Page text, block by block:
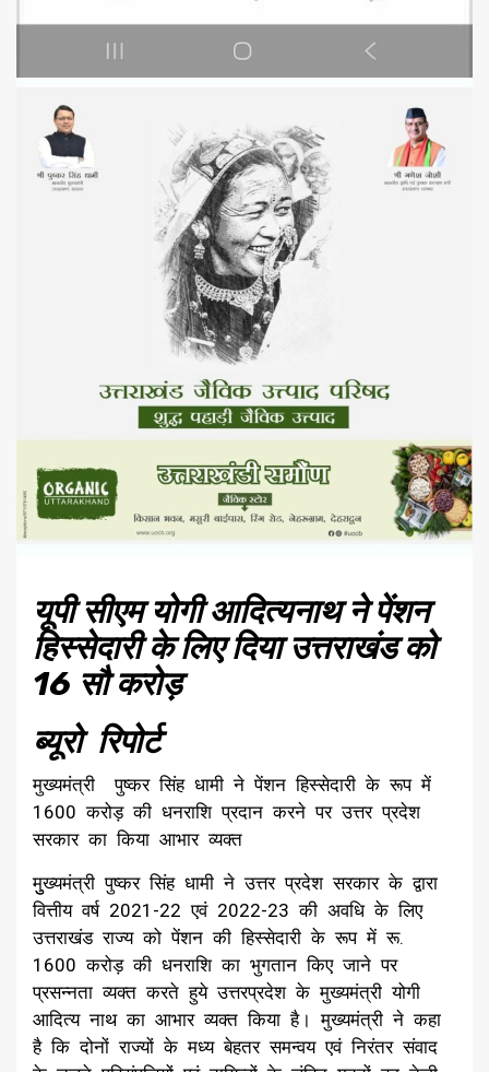
यूपी सीएम योगी आदित्यनाथ ने पेंशन
हिस्सेदारी के लिए दिया उत्तराखंड को
16 सौ करोड़
ब्यूरो रिपोर्ट
मुख्यमंत्री पुष्कर सिंह धामी ने पेंशन हिस्सेदारी के रूप में
₹1600 करोड़ की धनराशि प्रदान करने पर उत्तर प्रदेश
सरकार का किया आभार व्यक्त
मुुख्यमंत्री पुष्कर सिंह धामी ने उत्तर प्रदेश सरकार के द्वारा
वित्तीय वर्ष 2021-22 एवं 2022-23 की अवधि के लिए
उत्तराखंड राज्य को पेंशन की हिस्सेदारी के रूप में रू.
1600 करोड़ की धनराशि का भुगतान किए जाने पर
प्रसन्नता व्यक्त करते हुये उत्तरप्रदेश के मुख्यमंत्री योगी
आदित्य नाथ का आभार व्यक्त किया है। मुख्यमंत्री ने कहा
है कि दोनों राज्यों के मध्य बेहतर समन्वय एवं निरंतर संवाद